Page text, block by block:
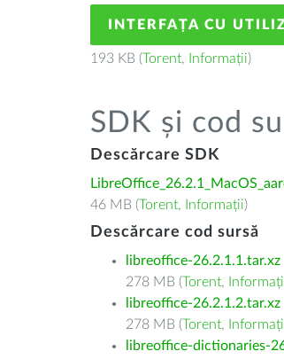
INTERFAȚA CU
193 KB (Torent, Informații)
SDK și cod
Descărcare SDK
46 MB (Torent, Informații)
Descărcare cod sursă
libreoffice-26.2.1.1.tar.xz
278 MB (Torent,
libreoffice-26.2.1.2.tar.xz
278 MB (Torent,
libreoffice-dictionaries-